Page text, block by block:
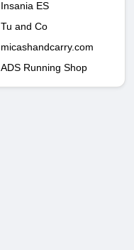
Insania ES
Tu and Co
micashandcarry.com
ADS Running Shop